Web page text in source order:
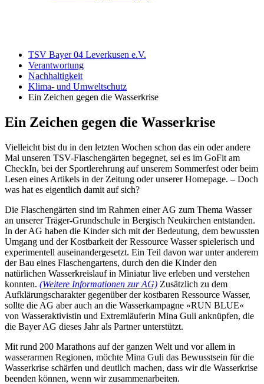
TSV Bayer 04 Leverkusen e.V.
Verantwortung
Nachhaltigkeit
Klima- und Umweltschutz
Ein Zeichen gegen die Wasserkrise
Ein Zeichen gegen die Wasserkrise
Vielleicht bist du in den letzten Wochen schon das ein oder andere
Mal unseren TSV-Flaschengärten begegnet, sei es im GoFit am
CheckIn, bei der Sportlerehrung auf unserem Sommerfest oder beim
Lesen eines Artikels in der Zeitung oder unserer Homepage. – Doch
was hat es eigentlich damit auf sich?
Die Flaschengärten sind im Rahmen einer AG zum Thema Wasser
an unserer Träger-Grundschule in Bergisch Neukirchen entstanden.
In der AG haben die Kinder sich mit der Bedeutung, dem bewussten
Umgang und der Kostbarkeit der Ressource Wasser spielerisch und
experimentell auseinandergesetzt. Ein Teil davon war unter anderem
der Bau eines Flaschengartens, durch den die Kinder den
natürlichen Wasserkreislauf in Miniatur live erleben und verstehen
konnten. (Weitere Informationen zur AG) Zusätzlich zu dem
Aufklärungscharakter gegenüber der kostbaren Ressource Wasser,
sollte die AG aber auch an die Wasserkampagne »RUN BLUE«
von Wasseraktivistin und Extremläuferin Mina Guli anknüpfen, die
die Bayer AG dieses Jahr als Partner unterstützt.
Mit rund 200 Marathons auf der ganzen Welt und vor allem in
wasserarmen Regionen, möchte Mina Guli das Bewusstsein für die
Wasserkrise schärfen und deutlich machen, dass wir die Wasserkrise
beenden können, wenn wir zusammenarbeiten.